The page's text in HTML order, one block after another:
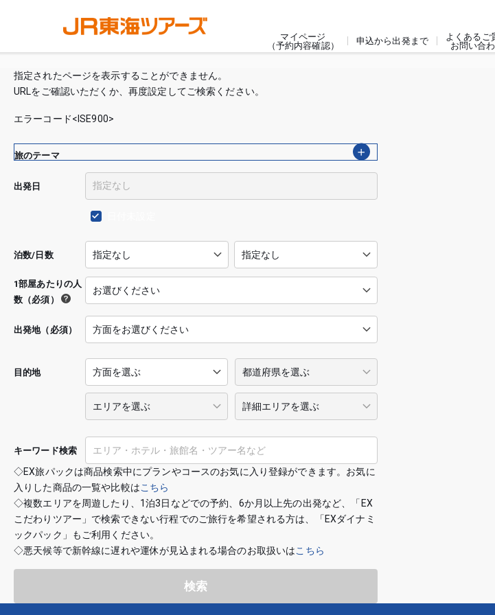
マイページ
（予約内容確認）
申込から出発まで
よくあるご
お問い合
指定されたページを表示することができません。
URLをご確認いただくか、再度設定してご検索ください。
エラーコード<ISE900>
出発地（必須）
出発日
泊数/日数
1部屋あたりの人
数（必須）
目的地
キーワード検索
旅のテーマ
◇EX旅パックは商品検索中にプランやコースのお気に入り登録ができます。お気に
入りした商品の一覧や比較はこちら
◇複数エリアを周遊したり、1泊3日などでの予約、6か月以上先の出発など、「EX
こだわりツアー」で検索できない行程でのご旅行を希望される方は、「EXダイナミ
ックパック」もご利用ください。
◇悪天候等で新幹線に遅れや運休が見込まれる場合のお取扱いはこちら
検索